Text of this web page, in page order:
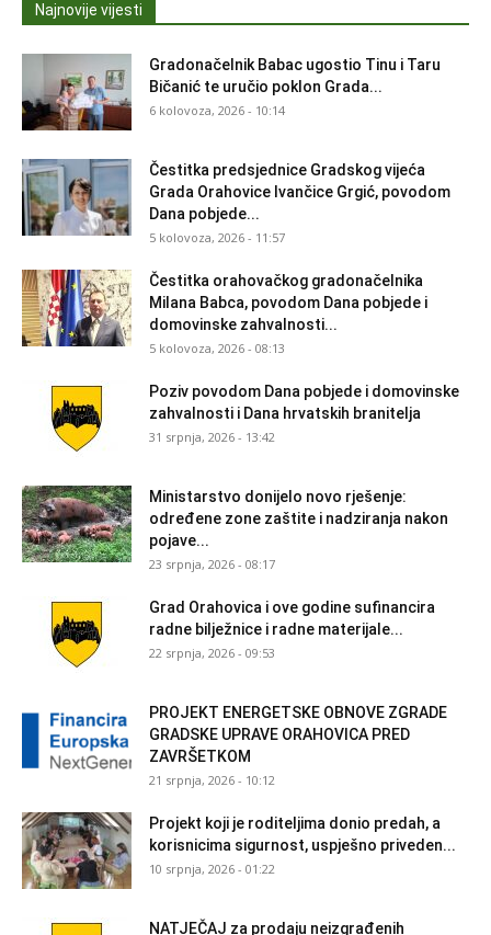
Najnovije vijesti
Gradonačelnik Babac ugostio Tinu i Taru
Bičanić te uručio poklon Grada...
6 kolovoza, 2026 - 10:14
Čestitka predsjednice Gradskog vijeća
Grada Orahovice Ivančice Grgić, povodom
Dana pobjede...
5 kolovoza, 2026 - 11:57
Čestitka orahovačkog gradonačelnika
Milana Babca, povodom Dana pobjede i
domovinske zahvalnosti...
5 kolovoza, 2026 - 08:13
Poziv povodom Dana pobjede i domovinske
zahvalnosti i Dana hrvatskih branitelja
31 srpnja, 2026 - 13:42
Ministarstvo donijelo novo rješenje:
određene zone zaštite i nadziranja nakon
pojave...
23 srpnja, 2026 - 08:17
Grad Orahovica i ove godine sufinancira
radne bilježnice i radne materijale...
22 srpnja, 2026 - 09:53
PROJEKT ENERGETSKE OBNOVE ZGRADE
GRADSKE UPRAVE ORAHOVICA PRED
ZAVRŠETKOM
21 srpnja, 2026 - 10:12
Projekt koji je roditeljima donio predah, a
korisnicima sigurnost, uspješno priveden...
10 srpnja, 2026 - 01:22
NATJEČAJ za prodaju neizgrađenih